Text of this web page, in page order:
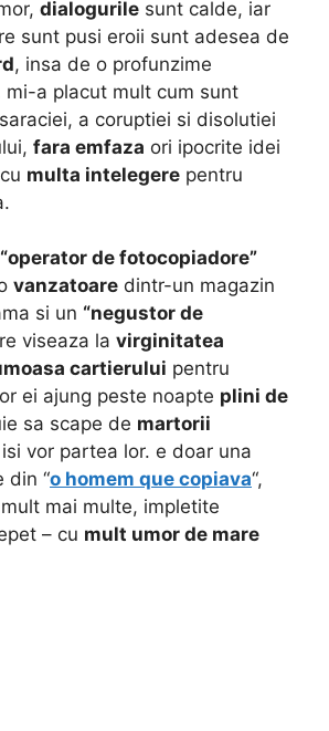
dialogurile sunt calde, iar
sunt pusi eroii sunt adesea de
, insa de o profunzime
mi-a placut mult cum sunt
a coruptiei si disolutiei
fara emfaza ori ipocrite idei
multa intelegere pentru
“operator de fotocopiadore”
vanzatoare dintr-un magazin
si un “negustor de
viseaza la virginitatea
cartierului pentru
ei ajung peste noapte plini de
sa scape de martorii
vor partea lor. e doar una
din “o homem que copiava“,
mai multe, impletite
– cu mult umor de mare